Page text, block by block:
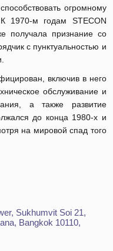
огромному
К 1970-м годам STECON
получала признание со
с пунктуальностью и
включив в него
обслуживание и
а также развитие
до конца 1980-х и
на мировой спад того
Sukhumvit Soi 21,
Bangkok 10110,